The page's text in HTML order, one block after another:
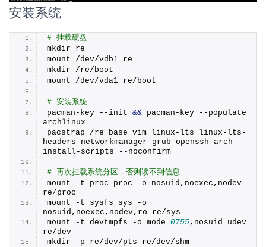
安装系统
# 挂载硬盘
mkdir re
mount /dev/vdb1 re
mkdir /re/boot
mount /dev/vda1 re/boot
# 安装系统
pacman-key --init && pacman-key --populate
archlinux
pacstrap /re base vim linux-lts linux-lts-
headers networkmanager grub openssh arch-
install-scripts --noconfirm
# 再次挂载系统分区，否则读不到信息
mount -t proc proc -o nosuid,noexec,nodev
re/proc
mount -t sysfs sys -o
nosuid,noexec,nodev,ro re/sys
mount -t devtmpfs -o mode=0755,nosuid udev
re/dev
mkdir -p re/dev/pts re/dev/shm